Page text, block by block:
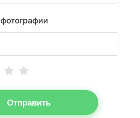
Отправить